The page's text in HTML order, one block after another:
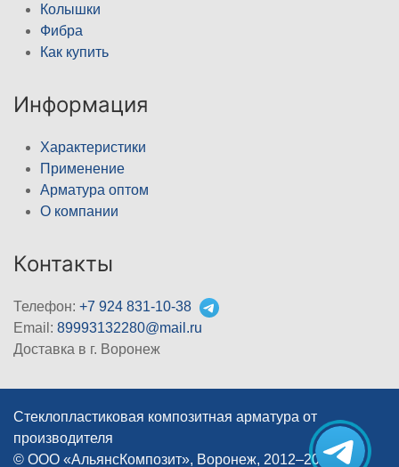
Колышки
Фибра
Как купить
Информация
Характеристики
Применение
Арматура оптом
О компании
Контакты
Телефон: +7 924 831-10-38
Email: 89993132280@mail.ru
Доставка в г. Воронеж
Стеклопластиковая композитная арматура от
производителя
© ООО «АльянсКомпозит», Воронеж, 2012–2026
|